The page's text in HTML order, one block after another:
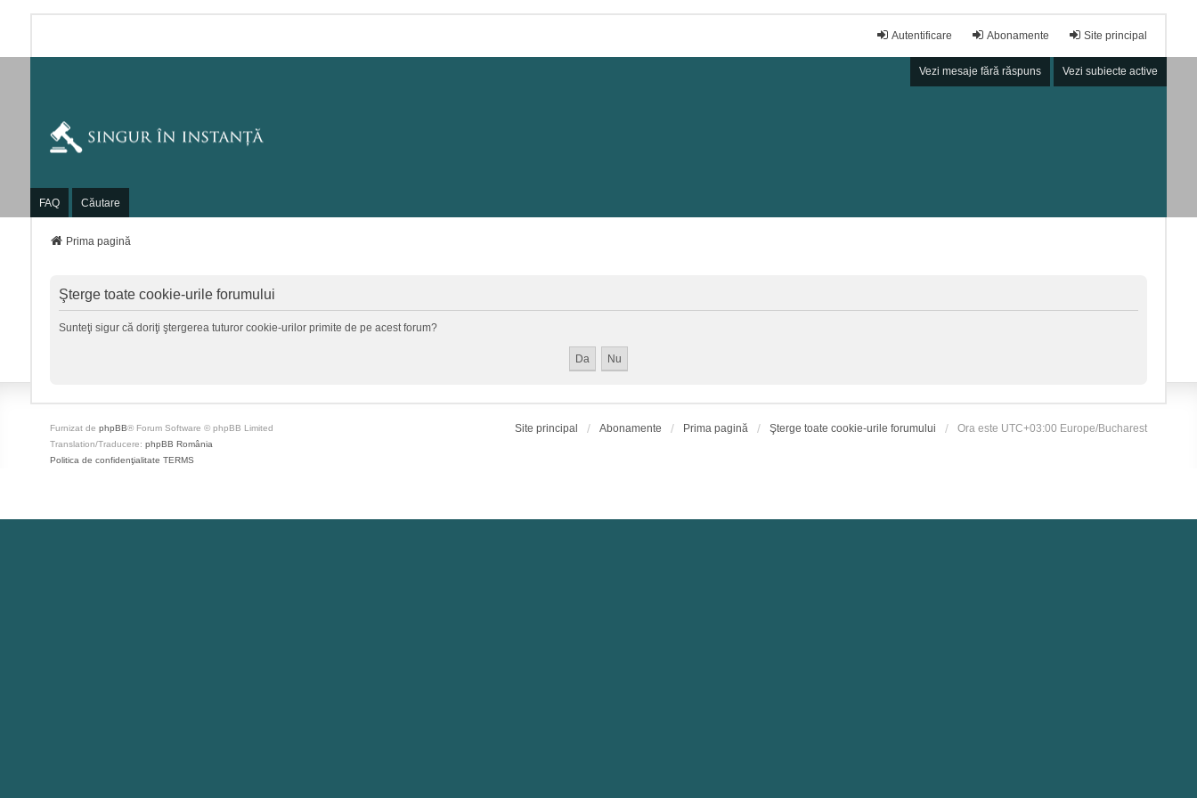
Site principal
Abonamente
Autentificare
Vezi mesaje fără răspuns Vezi subiecte active
FAQ Căutare
Prima pagină
Şterge toate cookie-urile forumului
Sunteţi sigur că doriţi ştergerea tuturor cookie-urilor primite de pe acest forum?
Site principal Abonamente Prima pagină Şterge toate cookie-urile forumului Ora este UTC+03:00 Europe/Bucharest
Furnizat de phpBB® Forum Software © phpBB Limited
Translation/Traducere: phpBB România
Politica de confidenţialitate TERMS